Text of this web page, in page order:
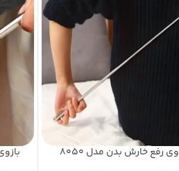
آلومینیومی
رفع خارش بدن مدل 8050